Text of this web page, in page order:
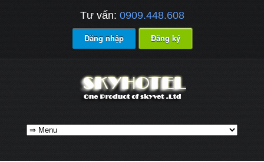
Tư vấn: 0909.448.608
Đăng nhập Đăng ký